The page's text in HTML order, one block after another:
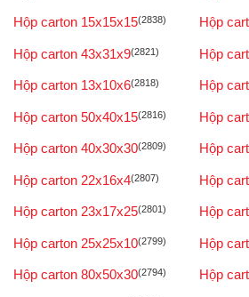
Hộp carton 15x15x15(2838) Hộp
Hộp carton 43x31x9(2821) Hộp
Hộp carton 13x10x6(2818) Hộp
Hộp carton 50x40x15(2816) Hộp
Hộp carton 40x30x30(2809) Hộp
Hộp carton 22x16x4(2807) Hộp
Hộp carton 23x17x25(2801) Hộp
Hộp carton 25x25x10(2799) Hộp
Hộp carton 80x50x30(2794) Hộp